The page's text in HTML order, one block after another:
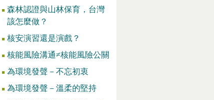
森林認證與山林保育，台灣
該怎麼做？
核安演習還是演戲？
核能風險溝通≠核能風險公關
為環境發聲－不忘初衷
為環境發聲－溫柔的堅持